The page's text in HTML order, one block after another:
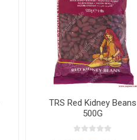
TRS Red Kidney Beans
500G